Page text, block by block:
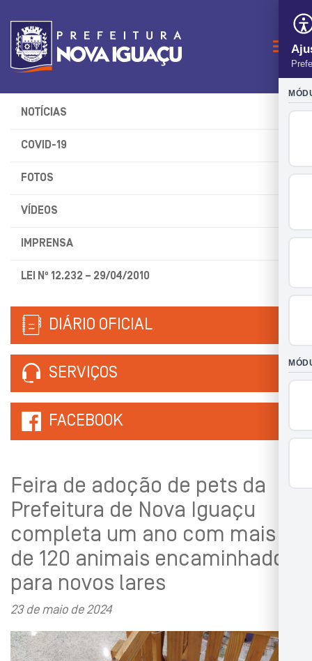
NOTÍCIAS
COVID-19
FOTOS
VÍDEOS
IMPRENSA
LEI Nº 12.232 – 29/04/2010
DIÁRIO OFICIAL
SERVIÇOS
FACEBOOK
Feira de adoção de pets da
Prefeitura de Nova Iguaçu
completa um ano com mais
de 120 animais encaminhados
para novos lares
23 de maio de 2024